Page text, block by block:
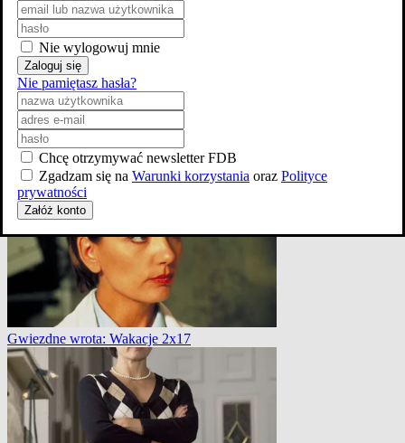
Gwiezdne wrota: Spuścizna 3x4
Gwiezdne wrota: Wakacje 2x17
Nie wylogowuj mnie
Zaloguj się
Nie pamiętasz hasła?
Chcę otrzymywać newsletter FDB
Zgadzam się na Warunki korzystania oraz Polityce
prywatności
Załóż konto